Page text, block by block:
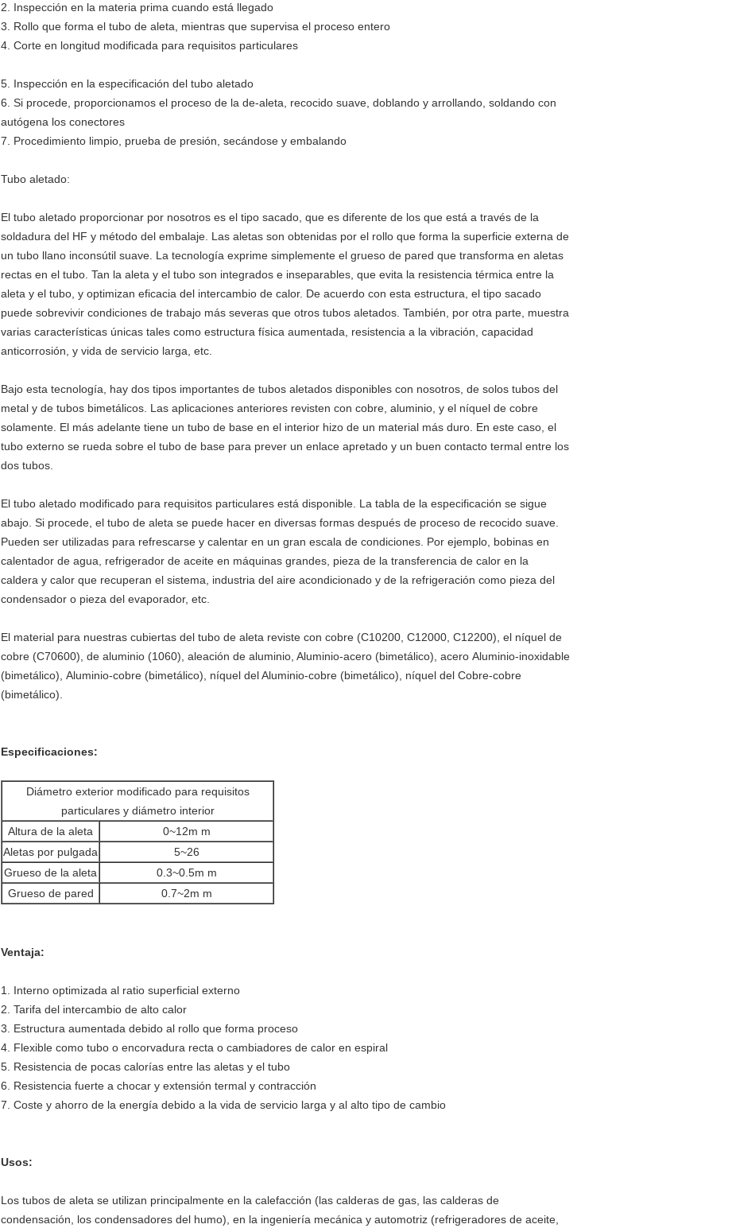
2. Inspección en la materia prima cuando está llegado
3. Rollo que forma el tubo de aleta, mientras que supervisa el proceso entero
4. Corte en longitud modificada para requisitos particulares
5. Inspección en la especificación del tubo aletado
6. Si procede, proporcionamos el proceso de la de-aleta, recocido suave, doblando y arrollando, soldando con
autógena los conectores
7. Procedimiento limpio, prueba de presión, secándose y embalando
Tubo aletado:
El tubo aletado proporcionar por nosotros es el tipo sacado, que es diferente de los que está a través de la
soldadura del HF y método del embalaje. Las aletas son obtenidas por el rollo que forma la superficie externa de
un tubo llano inconsútil suave. La tecnología exprime simplemente el grueso de pared que transforma en aletas
rectas en el tubo. Tan la aleta y el tubo son integrados e inseparables, que evita la resistencia térmica entre la
aleta y el tubo, y optimizan eficacia del intercambio de calor. De acuerdo con esta estructura, el tipo sacado
puede sobrevivir condiciones de trabajo más severas que otros tubos aletados. También, por otra parte, muestra
varias características únicas tales como estructura física aumentada, resistencia a la vibración, capacidad
anticorrosión, y vida de servicio larga, etc.
Bajo esta tecnología, hay dos tipos importantes de tubos aletados disponibles con nosotros, de solos tubos del
metal y de tubos bimetálicos. Las aplicaciones anteriores revisten con cobre, aluminio, y el níquel de cobre
solamente. El más adelante tiene un tubo de base en el interior hizo de un material más duro. En este caso, el
tubo externo se rueda sobre el tubo de base para prever un enlace apretado y un buen contacto termal entre los
dos tubos.
El tubo aletado modificado para requisitos particulares está disponible. La tabla de la especificación se sigue
abajo. Si procede, el tubo de aleta se puede hacer en diversas formas después de proceso de recocido suave.
Pueden ser utilizadas para refrescarse y calentar en un gran escala de condiciones. Por ejemplo, bobinas en
calentador de agua, refrigerador de aceite en máquinas grandes, pieza de la transferencia de calor en la
caldera y calor que recuperan el sistema, industria del aire acondicionado y de la refrigeración como pieza del
condensador o pieza del evaporador, etc.
El material para nuestras cubiertas del tubo de aleta reviste con cobre (C10200, C12000, C12200), el níquel de
cobre (C70600), de aluminio (1060), aleación de aluminio, Aluminio-acero (bimetálico), acero Aluminio-inoxidable
(bimetálico), Aluminio-cobre (bimetálico), níquel del Aluminio-cobre (bimetálico), níquel del Cobre-cobre
(bimetálico).
Especificaciones:
Diámetro exterior modificado para requisitos
particulares y diámetro interior
Altura de la aleta
0~12m m
Aletas por pulgada
5~26
Grueso de la aleta
0.3~0.5m m
Grueso de pared
0.7~2m m
Ventaja:
1. Interno optimizada al ratio superficial externo
2. Tarifa del intercambio de alto calor
3. Estructura aumentada debido al rollo que forma proceso
4. Flexible como tubo o encorvadura recta o cambiadores de calor en espiral
5. Resistencia de pocas calorías entre las aletas y el tubo
6. Resistencia fuerte a chocar y extensión termal y contracción
7. Coste y ahorro de la energía debido a la vida de servicio larga y al alto tipo de cambio
Usos:
Los tubos de aleta se utilizan principalmente en la calefacción (las calderas de gas, las calderas de
condensación, los condensadores del humo), en la ingeniería mecánica y automotriz (refrigeradores de aceite,